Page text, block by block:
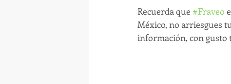
Recuerda que #Fraveo
México, no arriesgues
información, con gusto